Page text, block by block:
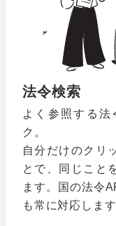
法令検索
よく参照する法
ク。
自分だけのクリ
とで、同じこと
ます。国の法令
も常に対応します